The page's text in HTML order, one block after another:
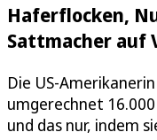
Haferflocken,
Sattmacher auf
Die US-
umgerechnet
und das nur, indem